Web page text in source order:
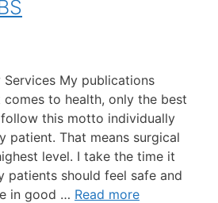
My publications
comes to health, only the best
this motto individually
patient. That means surgical
level. I take the time it
patients should feel safe and
in good … Read more